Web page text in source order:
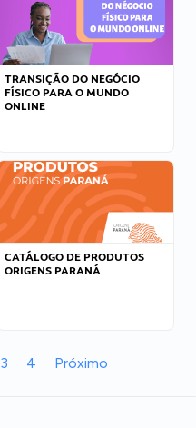
TRANSIÇÃO DO NEGÓCIO
FÍSICO PARA O MUNDO
ONLINE
CATÁLOGO DE PRODUTOS
ORIGENS PARANÁ
3 4 Próximo